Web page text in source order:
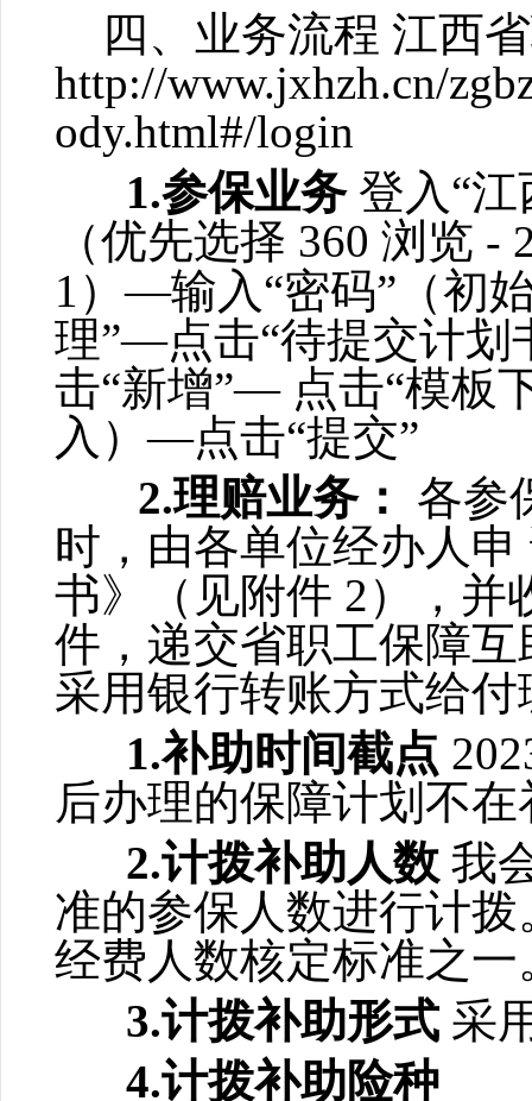
四、业务流程 江西
http://www.jxhzh.cn/
ody.html#/login
1.参保业务 登入“
（优先选择 360 浏览 -
1）—输入“密码”（初
理”—点击“待提交计
击“新增”— 点击“模板
入）—点击“提交”
2.理赔业务： 各参
时，由各单位经办人申
书》（见附件 2），并
件，递交省职工保障
采用银行转账方式
1.补助时间截点
后办理的保障计划不
2.计拨补助人数 我
准的参保人数进行计
经费人数核定标准之
3.计拨补助形式 采
4.计拨补助险种